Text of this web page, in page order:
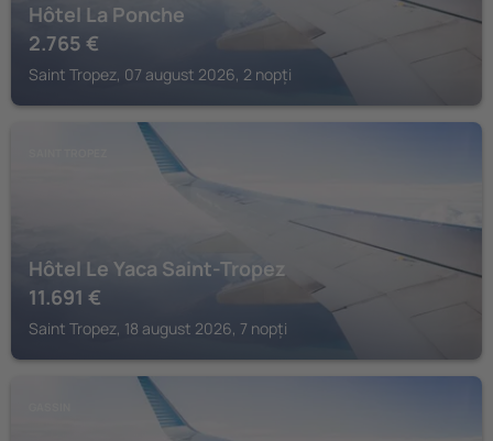
Hôtel La Ponche
2.765 €
Saint Tropez, 07 august 2026, 2 nopți
Hôtel Le Yaca Saint-Tropez
11.691 €
Saint Tropez, 18 august 2026, 7 nopți